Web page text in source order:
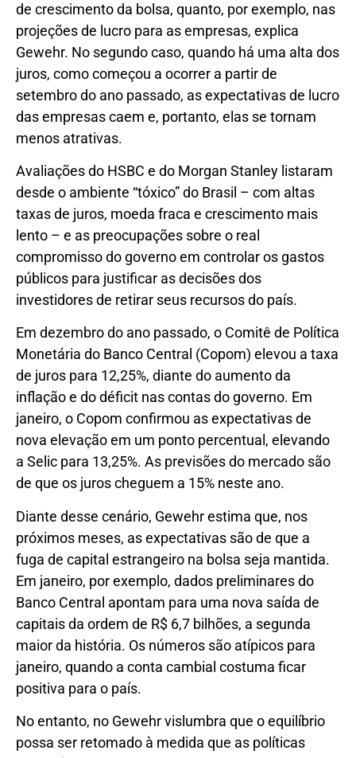
de crescimento da bolsa, quanto, por exemplo, nas
projeções de lucro para as empresas, explica
Gewehr. No segundo caso, quando há uma alta dos
juros, como começou a ocorrer a partir de
setembro do ano passado, as expectativas de lucro
das empresas caem e, portanto, elas se tornam
menos atrativas.
Avaliações do HSBC e do Morgan Stanley listaram
desde o ambiente “tóxico” do Brasil – com altas
taxas de juros, moeda fraca e crescimento mais
lento – e as preocupações sobre o real
compromisso do governo em controlar os gastos
públicos para justificar as decisões dos
investidores de retirar seus recursos do país.
Em dezembro do ano passado, o Comitê de Política
Monetária do Banco Central (Copom) elevou a taxa
de juros para 12,25%, diante do aumento da
inflação e do déficit nas contas do governo. Em
janeiro, o Copom confirmou as expectativas de
nova elevação em um ponto percentual, elevando
a Selic para 13,25%. As previsões do mercado são
de que os juros cheguem a 15% neste ano.
Diante desse cenário, Gewehr estima que, nos
próximos meses, as expectativas são de que a
fuga de capital estrangeiro na bolsa seja mantida.
Em janeiro, por exemplo, dados preliminares do
Banco Central apontam para uma nova saída de
capitais da ordem de R$ 6,7 bilhões, a segunda
maior da história. Os números são atípicos para
janeiro, quando a conta cambial costuma ficar
positiva para o país.
No entanto, no Gewehr vislumbra que o equilíbrio
possa ser retomado à medida que as políticas